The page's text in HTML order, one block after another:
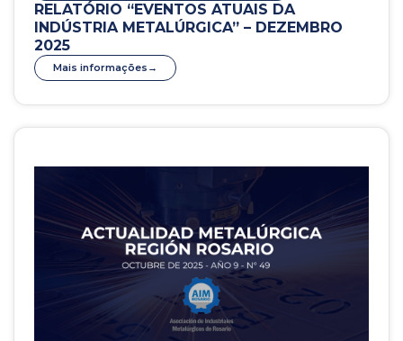
RELATÓRIO “EVENTOS ATUAIS DA
INDÚSTRIA METALÚRGICA” – DEZEMBRO
2025
Mais informações